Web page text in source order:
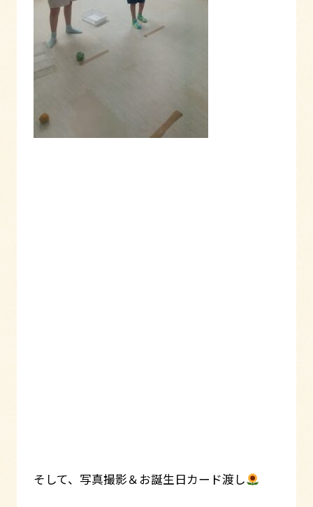
そして、写真撮影＆お誕生日カード渡し